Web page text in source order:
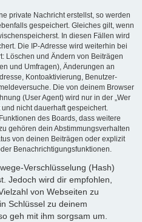
private Nachricht erstellst, so werden
gespeichert. Gleiches gilt, wenn
In diesen Fällen wird
Die IP-Adresse wird weiterhin bei
Löschen und Ändern von Beiträgen
und Umfragen), Änderungen an
Kontoaktivierung, Benutzer-
Die von deinem Browser
(User Agent) wird nur in der „Wer
nicht dauerhaft gespeichert.
des Boards, dass weitere
gehören dein Abstimmungsverhalten
von deinen Beiträgen oder explizit
Benachrichtigungsfunktionen.
Verschlüsselung (Hash)
Jedoch wird dir empfohlen,
von Webseiten zu
Schlüssel zu deinem
geh mit ihm sorgsam um.